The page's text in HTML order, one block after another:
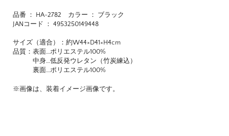
品番 ： HA-2782 カラー ： ブラック
JANコード ： 4953250149448
サイズ（適合）：約W44×D41×H4cm
品質：表面…ポリエステル100%
中身…低反発ウレタン（竹炭練込）
裏面…ポリエステル100%
※画像は、装着イメージ画像です。